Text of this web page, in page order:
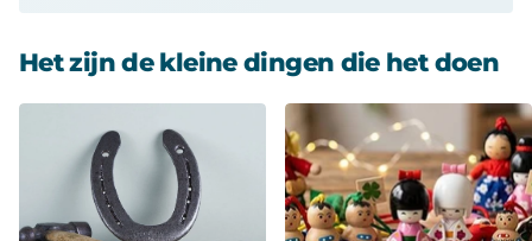
Het zijn de kleine dingen die het doen